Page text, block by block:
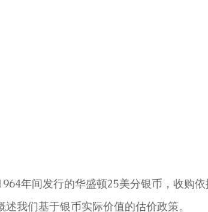
年间发行的华盛顿25美分银币，收购依
我们基于银币实际价值的估价政策。